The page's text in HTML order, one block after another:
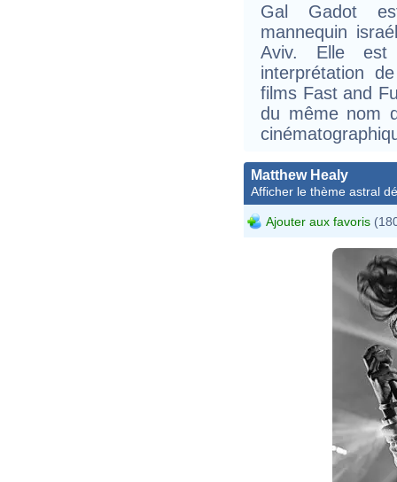
Gal Gadot
mannequin
Aviv. Elle est
interprétation
films Fast and
du même nom
Matthew Healy
Afficher le thème astral
Ajouter aux favoris